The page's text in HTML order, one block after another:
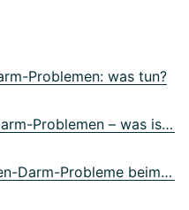
Problemen: was tun?
02 Hausmittel bei Magen-Darm-Problemen – was ist sinnvoll?
03 Woran erkenne ich Magen-Darm-Probleme beim Hund?